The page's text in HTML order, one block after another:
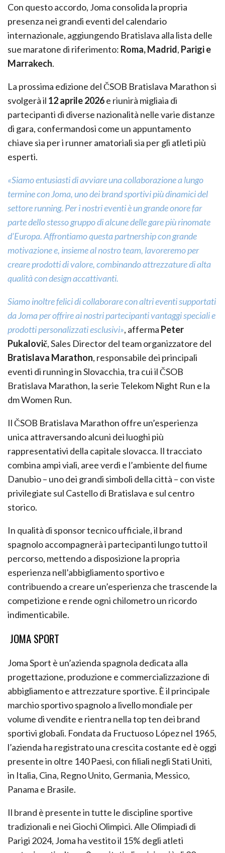
Con questo accordo, Joma consolida la propria
presenza nei grandi eventi del calendario
internazionale, aggiungendo Bratislava alla lista delle
sue maratone di riferimento: Roma, Madrid, Parigi e
Marrakech.
La prossima edizione del ČSOB Bratislava Marathon si
svolgerà il 12 aprile 2026e riunirà migliaia di
partecipanti di diverse nazionalità nelle varie distanze
di gara, confermandosi come un appuntamento
chiave sia per i runner amatoriali sia per gli atleti più
esperti.
«Siamo entusiasti di avviare una collaborazione a lungo
termine con Joma, uno dei brand sportivi più dinamici del
settore running. Per i nostri eventi è un grande onore far
parte dello stesso gruppo di alcune delle gare più rinomate
d’Europa. Affrontiamo questa partnership con grande
motivazione e, insieme al nostro team, lavoreremo per
creare prodotti di valore, combinando attrezzature di alta
qualità con design accattivanti.
Siamo inoltre felici di collaborare con altri eventi supportati
da Joma per offrire ai nostri partecipanti vantaggi speciali e
prodotti personalizzati esclusivi», afferma Peter
Pukalovič, Sales Director del team organizzatore del
Bratislava Marathon, responsabile dei principali
eventi di running in Slovacchia, tra cui il ČSOB
Bratislava Marathon, la serie Telekom Night Run e la
dm Women Run.
Il ČSOB Bratislava Marathon offre un’esperienza
unica attraversando alcuni dei luoghi più
rappresentativi della capitale slovacca. Il tracciato
combina ampi viali, aree verdi e l’ambiente del fiume
Danubio – uno dei grandi simboli della città – con viste
privilegiate sul Castello di Bratislava e sul centro
storico.
In qualità di sponsor tecnico ufficiale, il brand
spagnolo accompagnerà i partecipanti lungo tutto il
percorso, mettendo a disposizione la propria
esperienza nell’abbigliamento sportivo e
contribuendo a creare un’esperienza che trascende la
competizione e rende ogni chilometro un ricordo
indimenticabile.
JOMA SPORT
Joma Sport è un’azienda spagnola dedicata alla
progettazione, produzione e commercializzazione di
abbigliamento e attrezzature sportive. È il principale
marchio sportivo spagnolo a livello mondiale per
volume di vendite e rientra nella top ten dei brand
sportivi globali. Fondata da Fructuoso López nel 1965,
l’azienda ha registrato una crescita costante ed è oggi
presente in oltre 140 Paesi, con filiali negli Stati Uniti,
in Italia, Cina, Regno Unito, Germania, Messico,
Panama e Brasile.
Il brand è presente in tutte le discipline sportive
tradizionali e nei Giochi Olimpici. Alle Olimpiadi di
Parigi 2024, Joma ha vestito il 15% degli atleti